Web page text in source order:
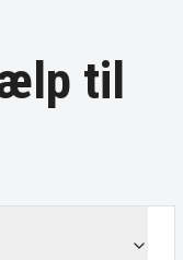
til